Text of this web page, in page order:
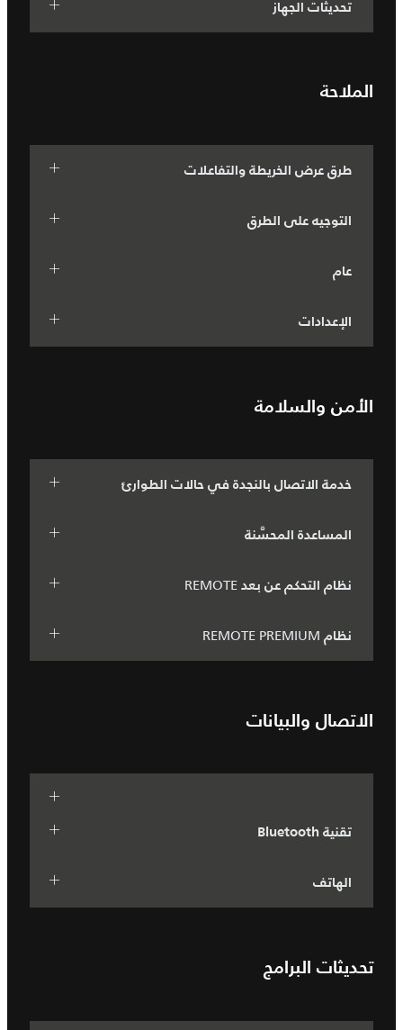
تحديثات الجهاز
الملاحة
طرق عرض الخريطة والتفاعلات
التوجيه على الطرق
عام
الإعدادات
الأمن والسلامة
خدمة الاتصال بالنجدة في حالات الطوارئ
المساعدة المحسَّنة
نظام التحكم عن بعد REMOTE
نظام REMOTE PREMIUM
الاتصال والبيانات
تقنية Bluetooth‏
الهاتف
تحديثات البرامج